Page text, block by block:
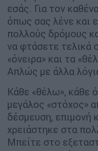
εσάς. Για τον
όπως σας λένε και
πολλούς δρόμους
να φτάσετε τελικά
«όνειρα» και τα
Απλώς με άλλα
Κάθε «θέλω», κάθε
μεγάλος «στόχος»
δέσμευση, επιμονή
χρειάστηκε στα
Μπείτε στο